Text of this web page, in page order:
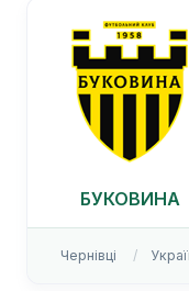
БУКОВИНА
Чернівці